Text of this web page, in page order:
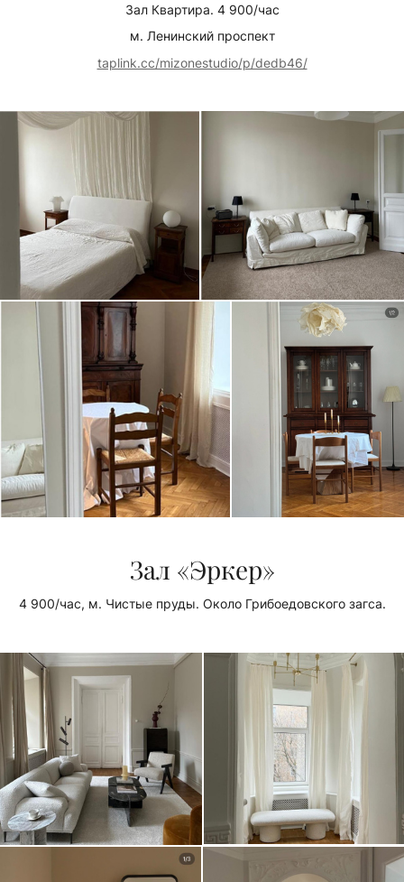
Зал Квартира. 4 900/час
м. Ленинский проспект
taplink.cc/mizonestudio/p/dedb46/
Зал «Эркер»
4 900/час, м. Чистые пруды. Около Грибоедовского загса.